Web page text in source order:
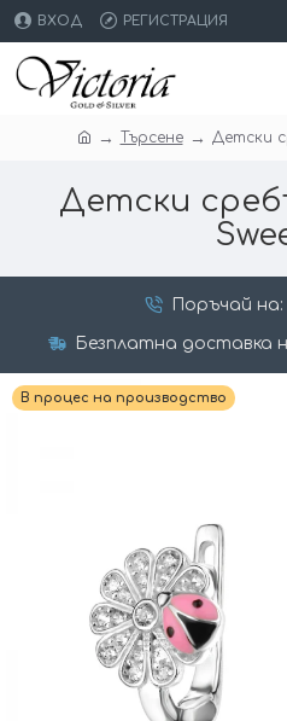
ВХОД РЕГИСТРАЦИЯ
Търсене Детски
Детски
Поръчай на:
Безплатна доставка
В процес на производство